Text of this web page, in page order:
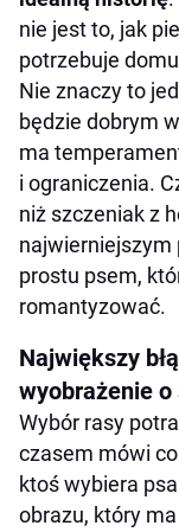
nie jest to, jak
potrzebuje
Nie znaczy to
będzie dobrym
ma
i ograniczenia.
niż szczeniak z
najwierniejszym
prostu psem,
romantyzować.
Największy
wyobrażenie o
Wybór rasy
czasem mówi
ktoś wybiera
obrazu, który ma